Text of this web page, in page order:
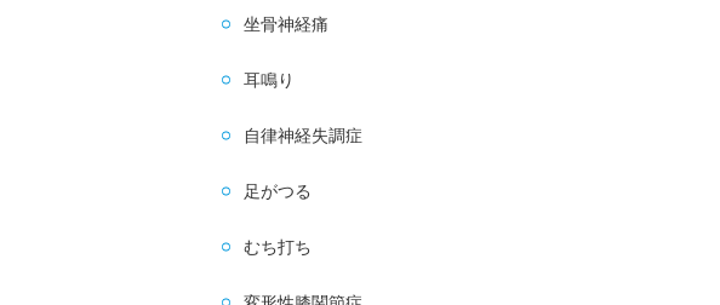
坐骨神経痛
耳鳴り
自律神経失調症
足がつる
むち打ち